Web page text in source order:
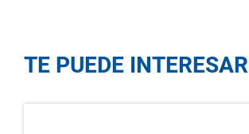
TE PUEDE INTERESAR